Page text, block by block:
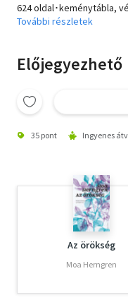
624 oldal･keménytábla,
További részletek
Előjegyezhető
35 pont Ingyenes
Az örökség
Moa Herngren